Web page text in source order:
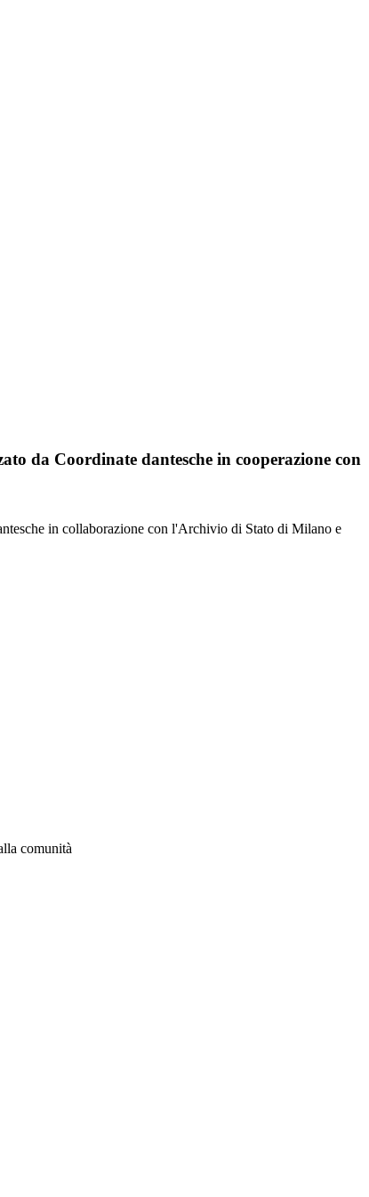
da Coordinate dantesche in cooperazione con
in collaborazione con l'Archivio di Stato di Milano e
comunità